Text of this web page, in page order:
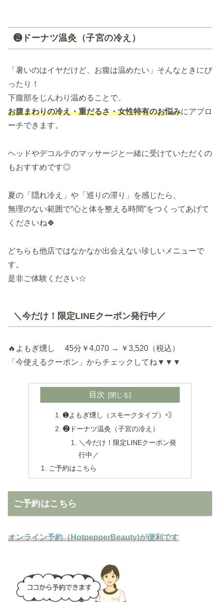
❷ドーナツ温灸（子宮の冷え）
「暑いのはイヤだけど、お腹は温めたい」そんなときにぴ
ったり！
下腹部をじんわり温めることで、
お腹まわりの冷え・重だるさ・女性特有のお悩みにアプロ
ーチできます。
ヘッドやデコルテのマッサージと一緒に受けていただくの
もおすすめです◎
夏の「隠れ冷え」や「巡りの滞り」を感じたら、
無理のない範囲で“心と体を整える時間”をつくってあげて
くださいね🍀
どちらも他店ではなかなか出会えない珍しいメニューで
す。
是非ご体験ください☆
＼今だけ！限定LINEクーポン発行中／
🔥よもぎ燻し 45分￥4,070 → ￥3,520（税込）
「今使えるクーポン」からチェックしてね▼▼▼
目次
➊よもぎ燻し（スモークタイプ）💨
❷ドーナツ温灸（子宮の冷え）
＼今だけ！限定LINEクーポン発
行中／
ご予約はこちら
ご予約はこちら
オンライン予約（HotpepperBeauty)が便利です